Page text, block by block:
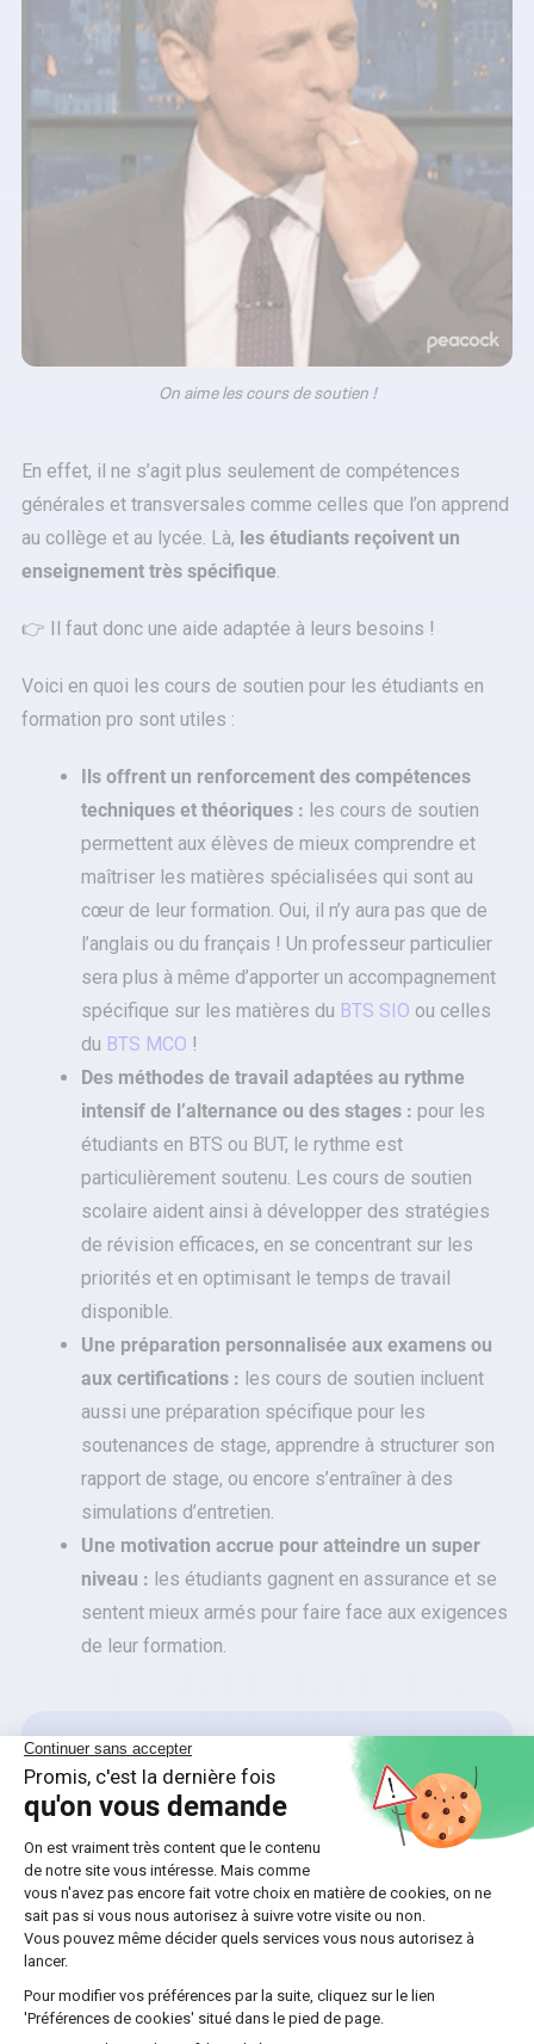
On aime les cours de soutien !
En effet, il ne s’agit plus seulement de compétences
générales et transversales comme celles que l’on apprend
au collège et au lycée. Là, les étudiants reçoivent un
enseignement très spécifique.
👉 Il faut donc une aide adaptée à leurs besoins !
Voici en quoi les cours de soutien pour les étudiants en
formation pro sont utiles :
Ils offrent un renforcement des compétences
techniques et théoriques : les cours de soutien
permettent aux élèves de mieux comprendre et
maîtriser les matières spécialisées qui sont au
cœur de leur formation. Oui, il n’y aura pas que de
l’anglais ou du français ! Un professeur particulier
sera plus à même d’apporter un accompagnement
spécifique sur les matières du BTS SIO ou celles
du BTS MCO !
Des méthodes de travail adaptées au rythme
intensif de l’alternance ou des stages : pour les
étudiants en BTS ou BUT, le rythme est
particulièrement soutenu. Les cours de soutien
scolaire aident ainsi à développer des stratégies
de révision efficaces, en se concentrant sur les
priorités et en optimisant le temps de travail
disponible.
Une préparation personnalisée aux examens ou
aux certifications : les cours de soutien incluent
aussi une préparation spécifique pour les
soutenances de stage, apprendre à structurer son
rapport de stage, ou encore s’entraîner à des
simulations d’entretien.
Une motivation accrue pour atteindre un super
niveau : les étudiants gagnent en assurance et se
sentent mieux armés pour faire face aux exigences
de leur formation.